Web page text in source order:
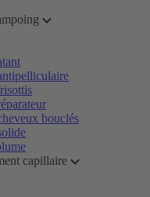
bouclés
capillaire